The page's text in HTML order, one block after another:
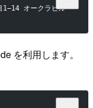
1−14 オークラビル
を利用します。